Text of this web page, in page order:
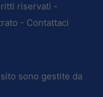
riservati -
- Contattaci
sono gestite da